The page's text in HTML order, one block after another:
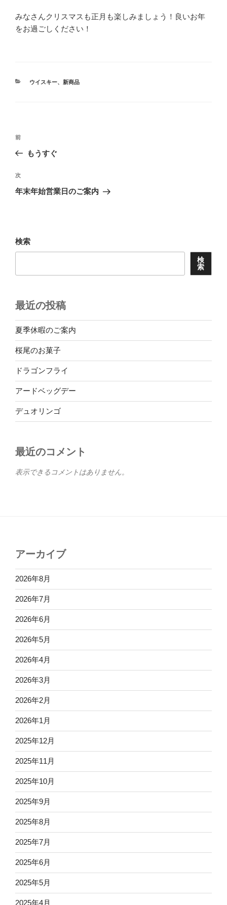
みなさんクリスマスも正月も楽しみましょう！良いお年
をお過ごしください！
カ
ウイスキー、 新商品
投
ビ
ゲ
ン
前
の
稿
前
もうすぐ
次
の
次
年末年始営業日のご案内
検索
検
索
最近の投稿
夏季休暇のご案内
桜尾のお菓子
ドラゴンフライ
アードベッグデー
デュオリンゴ
最近のコメント
表示できるコメントはありません。
アーカイブ
2026年8月
2026年7月
2026年6月
2026年5月
2026年4月
2026年3月
2026年2月
2026年1月
2025年12月
2025年11月
2025年10月
2025年9月
2025年8月
2025年7月
2025年6月
2025年5月
2025年4月